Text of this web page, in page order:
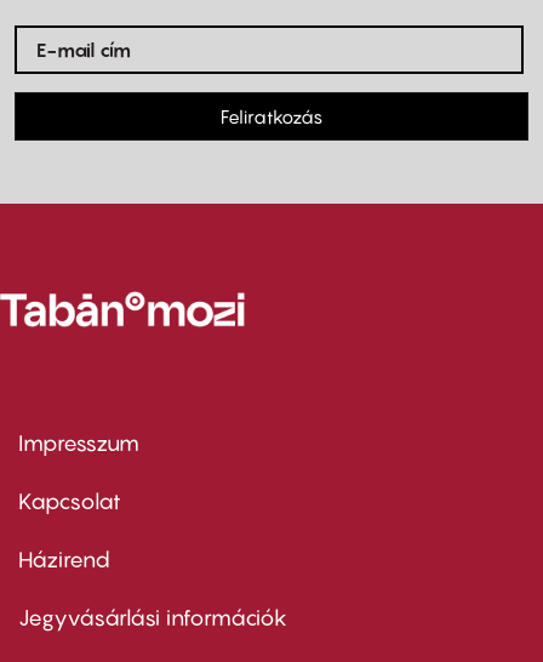
Feliratkozás
Footer
first
Impresszum
Kapcsolat
Footer
second
Házirend
Jegyvásárlási információk